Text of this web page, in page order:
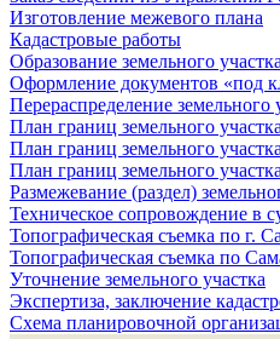
Изготовление межевого плана
Кадастровые работы
Образование земельного
Оформление документов «под
Перераспределение земельного
План границ земельного
План границ земельного
План границ земельного
Размежевание (раздел)
Техническое сопровождение в
Топографическая съемка по г.
Топографическая съемка по
Уточнение земельного участка
Экспертиза, заключение
Схема планировочной